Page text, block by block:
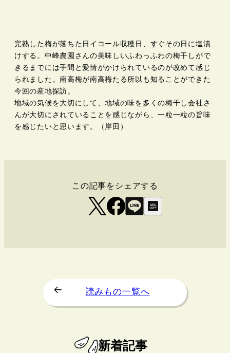
完熟した梅が落ちた日イコール収穫日、すぐその日に塩漬
けする。中峰農園さんの美味しいふわっふわの梅干しがで
きるまでには手間と愛情がかけられているのが改めて感じ
られました。南高梅が南高梅たる所以も知ることができた
今回の産地探訪。
地域の気候を大切にして、地域の味を多くの梅干し会社さ
んが大切にされていることを感じながら、一粒一粒の旨味
を感じたいと思います。（岸田）
この記事をシェアする
読みもの一覧へ
新着記事